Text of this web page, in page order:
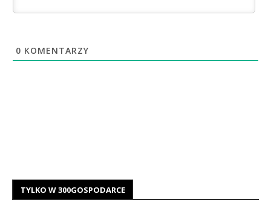
0 KOMENTARZY
TYLKO W 300GOSPODARCE